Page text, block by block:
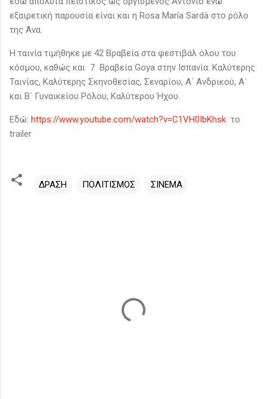
εξαιρετική παρουσία είναι και η Rosa María Sardà στο ρόλο
της Άνα.
Η ταινία τιμήθηκε με 42 Βραβεία στα φεστιβάλ όλου του
κόσμου, καθώς και 7 Βραβεία Goya στην Ισπανία: Καλύτερης
Ταινίας, Καλύτερης Σκηνοθεσίας, Σεναρίου, Α΄ Ανδρικού, Α΄
και Β΄ Γυναικείου Ρόλου, Καλύτερου Ήχου.
Εδώ: https://www.youtube.com/watch?v=C1VH0IbKhsk το
trailer
ΔΡΑΣΗ ΠΟΛΙΤΙΣΜΟΣ ΣΙΝΕΜΑ